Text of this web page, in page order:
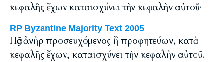
κεφαλῆς ἔχων καταισχύνει τὴν κεφαλὴν αὐτοῦ·
RP Byzantine Majority Text 2005
Πᾶς ἀνὴρ προσευχόμενος ἢ προφητεύων, κατὰ
κεφαλῆς ἔχων, καταισχύνει τὴν κεφαλὴν αὐτοῦ.